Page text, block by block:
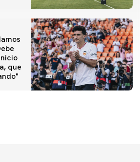
que
CF-Newcastle United FC